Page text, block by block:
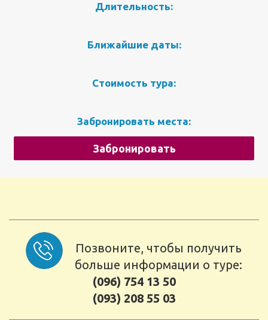
Длительность:
Ближайшие даты:
Стоимость тура:
Забронировать места:
Забронировать
Позвоните, чтобы получить
больше информации о туре:
(096) 754 13 50
(093) 208 55 03